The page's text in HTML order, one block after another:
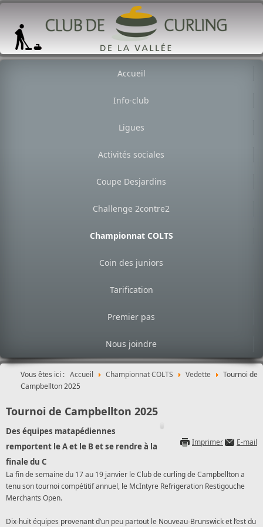
Accueil
Info-club
Ligues
Activités sociales
Coupe Desjardins
Challenge 2contre2
Championnat COLTS
Coin des juniors
Tarification
Premier pas
Nous joindre
Vous êtes ici : Accueil Championnat COLTS Vedette
Tournoi de
Campbellton 2025
Tournoi de Campbellton 2025
Imprimer E-mail
Des équipes matapédiennes
remportent le A et le B et se rendre à la
finale du C
La fin de semaine du 17 au 19 janvier le Club de curling de Campbellton a
tenu son tournoi compétitif annuel, le McIntyre Refrigeration Restigouche
Merchants Open.
Dix-huit équipes provenant d’un peu partout le Nouveau-Brunswick et l’est du